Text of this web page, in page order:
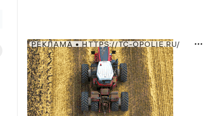
РЕКЛАМА • HTTPS://TC-OPOLIE.RU/